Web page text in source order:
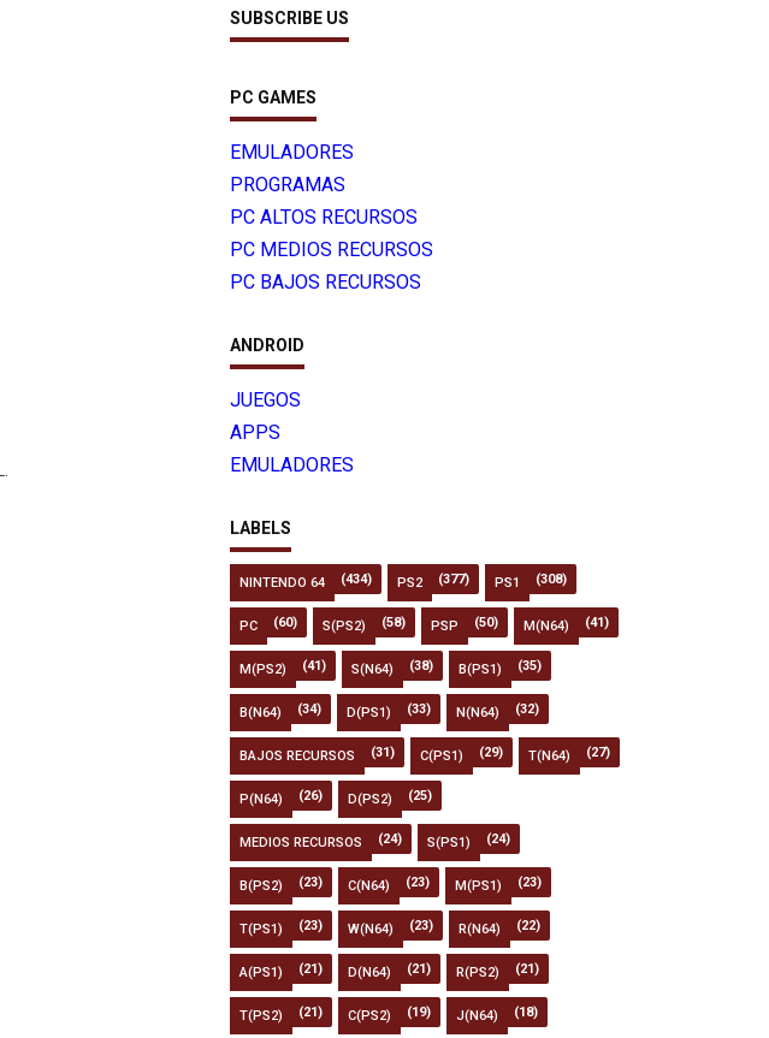
SUBSCRIBE US
PC GAMES
EMULADORES
PROGRAMAS
PC ALTOS RECURSOS
PC MEDIOS RECURSOS
PC BAJOS RECURSOS
ANDROID
JUEGOS
APPS
EMULADORES
LABELS
NINTENDO 64 (434) PS2 (377) PS1 (308)
PC (60) S(PS2) (58) PSP (50) M(N64) (41)
M(PS2) (41) S(N64) (38) B(PS1) (35)
B(N64) (34) D(PS1) (33) N(N64) (32)
BAJOS RECURSOS (31) C(PS1) (29) T(N64) (27)
P(N64) (26) D(PS2) (25)
MEDIOS RECURSOS (24) S(PS1) (24)
B(PS2) (23) C(N64) (23) M(PS1) (23)
T(PS1) (23) W(N64) (23) R(N64) (22)
A(PS1) (21) D(N64) (21) R(PS2) (21)
T(PS2) (21) C(PS2) (19) J(N64) (18)